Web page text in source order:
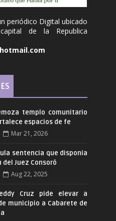
periódico Digital ubicado
de la Republica
templo comunitario
espacios de fe
Mar 21, 2026
sentencia que disponia
Juez Consoró
Aug 22, 2025
Cruz pide elevar a
municipio a Cabarete de